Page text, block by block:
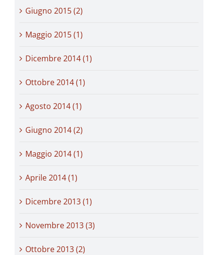
Giugno 2015 (2)
Maggio 2015 (1)
Dicembre 2014 (1)
Ottobre 2014 (1)
Agosto 2014 (1)
Giugno 2014 (2)
Maggio 2014 (1)
Aprile 2014 (1)
Dicembre 2013 (1)
Novembre 2013 (3)
Ottobre 2013 (2)